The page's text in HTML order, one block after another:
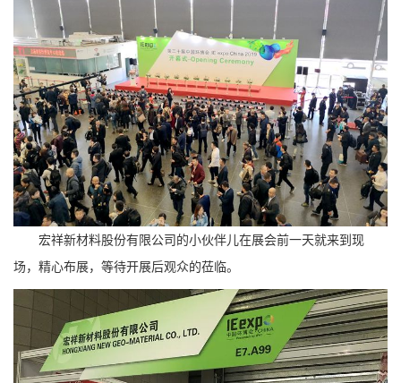
宏祥新材料股份有限公司的小伙伴儿在展会前一天就来到现
场，精心布展，等待开展后观众的莅临。